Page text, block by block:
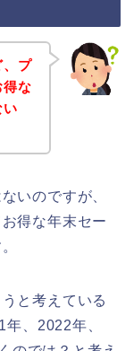
、プ
得な
い
いのですが、
得な年末セー
と考えている
、2022年、